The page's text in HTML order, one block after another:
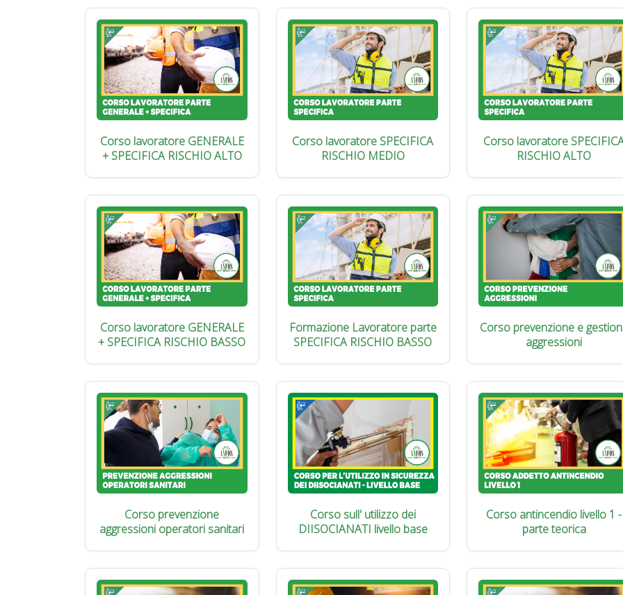
Corso lavoratore GENERALE
+ SPECIFICA RISCHIO ALTO
Corso lavoratore SPECIFICA
RISCHIO MEDIO
Corso lavoratore
RISCHIO ALTO
Corso lavoratore GENERALE
+ SPECIFICA RISCHIO BASSO
Formazione Lavoratore parte
SPECIFICA RISCHIO BASSO
Corso prevenzione e
aggressioni
Corso prevenzione
aggressioni operatori sanitari
Corso sull' utilizzo dei
DIISOCIANATI livello base
Corso antincendio livello 1 -
parte teorica